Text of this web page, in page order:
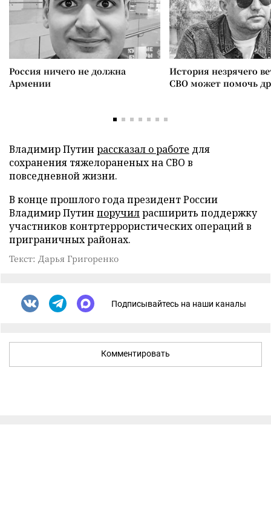
Россия ничего не должна
Армении
История незрячего
СВО может помочь
Владимир Путин рассказал о работе для
сохранения тяжелораненых на СВО в
повседневной жизни.
В конце прошлого года президент России
Владимир Путин поручилрасширить поддержку
участников контртеррористических операций в
приграничных районах.
Текст: Дарья Григоренко
Подписывайтесь на наши каналы
Комментировать